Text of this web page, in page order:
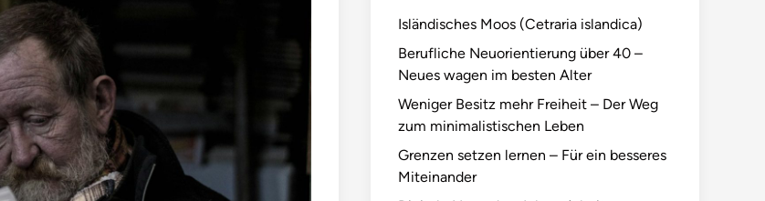
Isländisches Moos (Cetraria islandica)
Berufliche Neuorientierung über 40 –
Neues wagen im besten Alter
Weniger Besitz mehr Freiheit – Der Weg
zum minimalistischen Leben
Grenzen setzen lernen – Für ein besseres
Miteinander